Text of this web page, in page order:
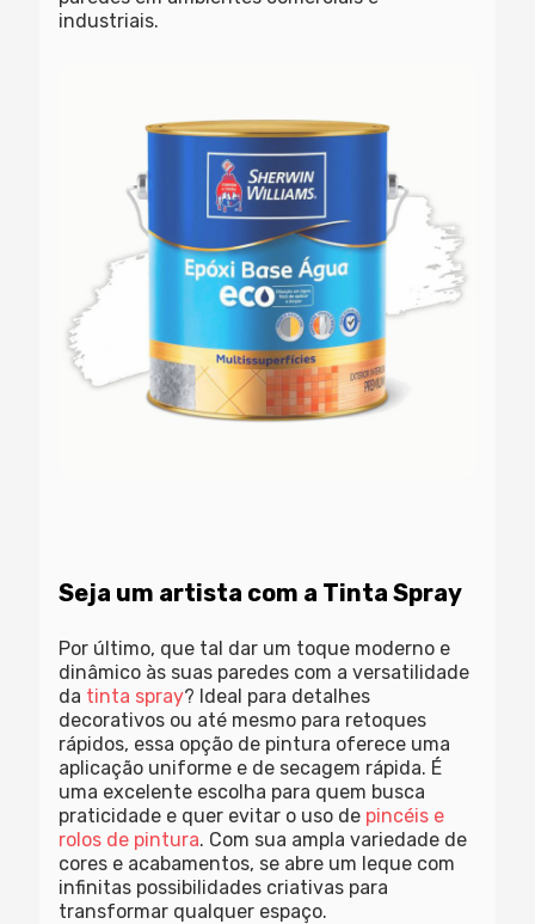
industriais.
Seja um artista com a Tinta Spray
Por último, que tal dar um toque moderno e
dinâmico às suas paredes com a versatilidade
da tinta spray? Ideal para detalhes
decorativos ou até mesmo para retoques
rápidos, essa opção de pintura oferece uma
aplicação uniforme e de secagem rápida. É
uma excelente escolha para quem busca
praticidade e quer evitar o uso de pincéis e
rolos de pintura. Com sua ampla variedade de
cores e acabamentos, se abre um leque com
infinitas possibilidades criativas para
transformar qualquer espaço.